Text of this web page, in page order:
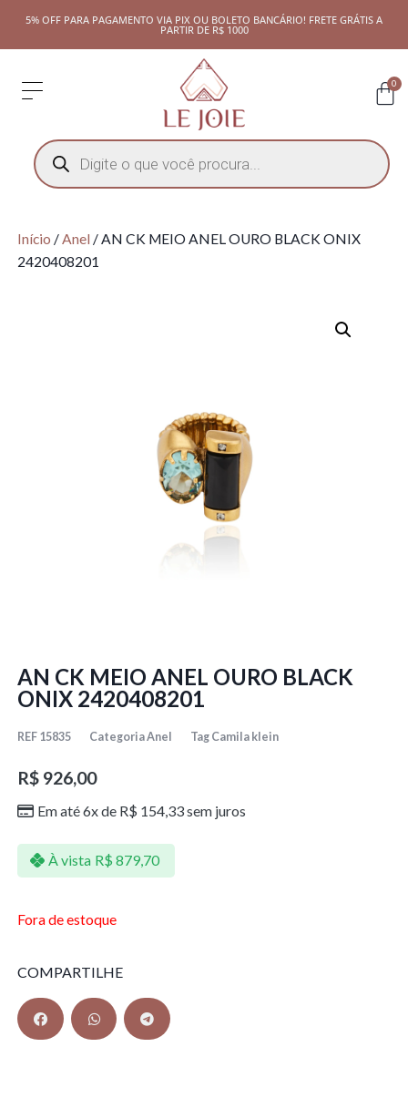
5% OFF PARA PAGAMENTO VIA PIX OU BOLETO BANCÁRIO! FRETE GRÁTIS A
PARTIR DE R$ 1000
0
Início /Anel / AN CK MEIO ANEL OURO BLACK ONIX
2420408201
AN CK MEIO ANEL OURO BLACK
ONIX 2420408201
REF 15835 CategoriaAnel Tag Camila klein
R$926,00
Em até 6x de R$ 154,33sem juros
À vista R$ 879,70
Fora de estoque
COMPARTILHE